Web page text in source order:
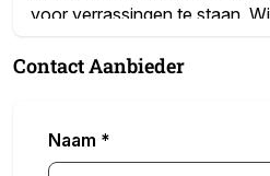
voor verrassingen te staan.
foto’s van je huidige auto en
Van den Brug is officieel
Contact Aanbieder
Naam *